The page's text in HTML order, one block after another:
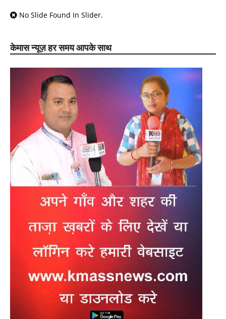
No Slide Found In Slider.
केमास न्यूज़ हर समय आपके साथ